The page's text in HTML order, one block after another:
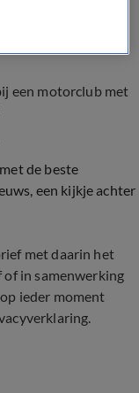
een motorclub met
de beste
een kijkje achter
met daarin het
of in samenwerking
ieder moment
.